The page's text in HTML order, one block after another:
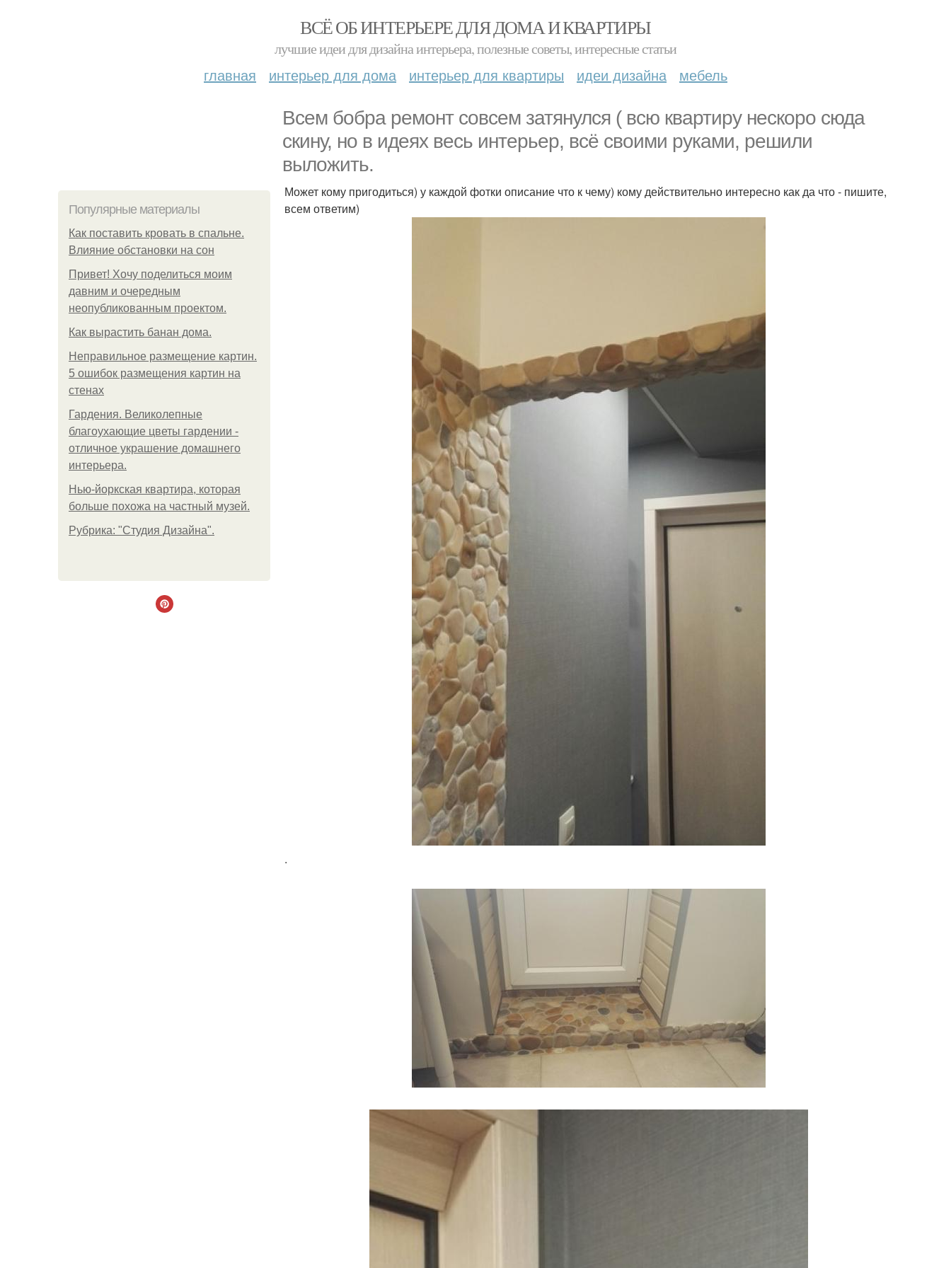
ВСЁ ОБ ИНТЕРЬЕРЕ ДЛЯ ДОМА И КВАРТИРЫ
лучшие идеи для дизайна интерьера, полезные советы, интересные статьи
главная интерьер для дома интерьер для квартиры идеи дизайна мебель
Всем бобра ремонт совсем затянулся ( всю квартиру нескоро сюда
скину, но в идеях весь интерьер, всё своими руками, решили
выложить.
Популярные материалы
Как поставить кровать в спальне.
Влияние обстановки на сон
Привет! Хочу поделиться моим
давним и очередным
неопубликованным проектом.
Как вырастить банан дома.
Неправильное размещение картин.
5 ошибок размещения картин на
стенах
Гардения. Великолепные
благоухающие цветы гардении -
отличное украшение домашнего
интерьера.
Нью-йоркская квартира, которая
больше похожа на частный музей.
Рубрика: "Студия Дизайна".
Может кому пригодиться) у каждой фотки описание что к чему) кому действительно интересно как да что - пишите,
всем ответим)
.